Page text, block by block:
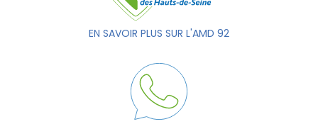
EN SAVOIR PLUS SUR L'AMD 92